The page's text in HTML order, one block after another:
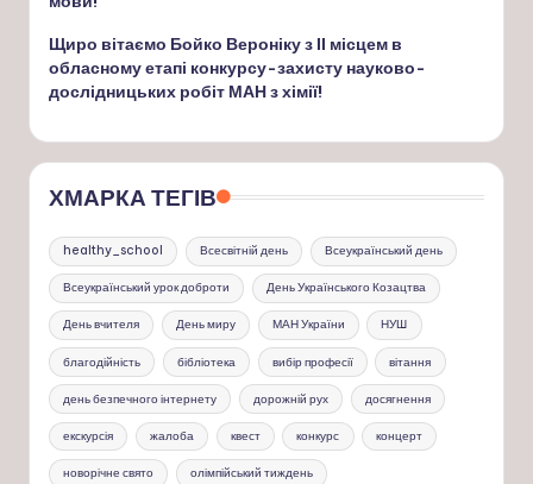
Щиро вітаємо Бойко Вероніку з ІІ місцем в
обласному етапі конкурсу-захисту науково-
дослідницьких робіт МАН з хімії!
ХМАРКА ТЕГІВ
healthy_school Всесвітній день Всеукраїнський день
Всеукраїнський урок доброти День Українського Козацтва
День вчителя День миру МАН України НУШ
благодійність бібліотека вибір професії вітання
день безпечного інтернету дорожній рух досягнення
екскурсія жалоба квест конкурс концерт
новорічне свято олімпійський тиждень